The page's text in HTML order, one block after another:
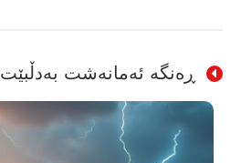
ڕەنگە ئەمانەشت بەدڵبێت